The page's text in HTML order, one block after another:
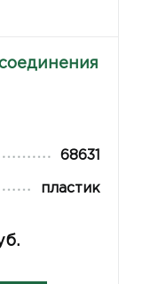
68631
пластик